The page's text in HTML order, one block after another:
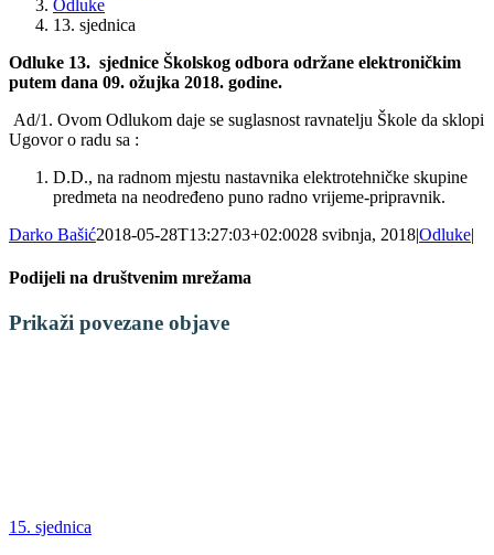
Odluke
13. sjednica
Odluke 13. sjednice Školskog odbora održane elektroničkim
putem dana 09. ožujka 2018. godine.
Ad/1. Ovom Odlukom daje se suglasnost ravnatelju Škole da sklopi
Ugovor o radu sa :
D.D., na radnom mjestu nastavnika elektrotehničke skupine
predmeta na neodređeno puno radno vrijeme-pripravnik.
Darko Bašić2018-05-28T13:27:03+02:0028 svibnja, 2018|Odluke|
Podijeli na društvenim mrežama
Facebook
X
LinkedIn
WhatsApp
Tumblr
Pinterest
Email:
Prikaži povezane objave
15. sjednica